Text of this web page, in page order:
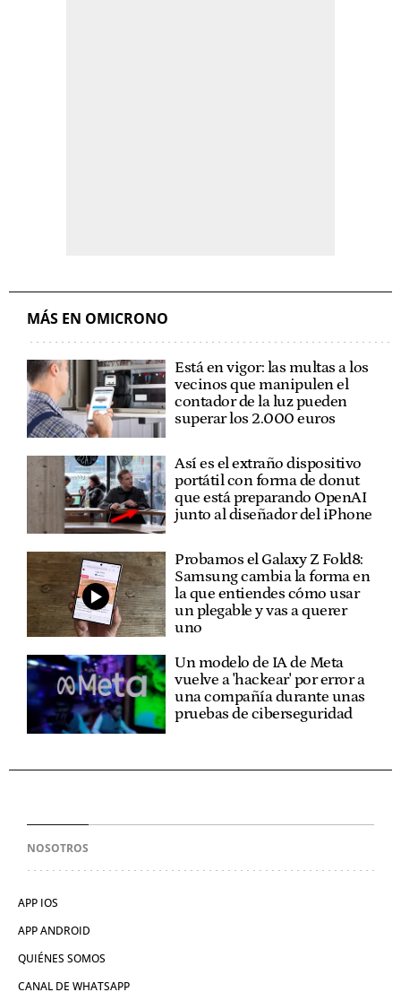
MÁS EN OMICRONO
Está en vigor: las multas a los
vecinos que manipulen el
contador de la luz pueden
superar los 2.000 euros
Así es el extraño dispositivo
portátil con forma de donut
que está preparando OpenAI
junto al diseñador del iPhone
Probamos el Galaxy Z Fold8:
Samsung cambia la forma en
la que entiendes cómo usar
un plegable y vas a querer
uno
Un modelo de IA de Meta
vuelve a 'hackear' por error a
una compañía durante unas
pruebas de ciberseguridad
NOSOTROS
APP IOS
APP ANDROID
QUIÉNES SOMOS
CANAL DE WHATSAPP